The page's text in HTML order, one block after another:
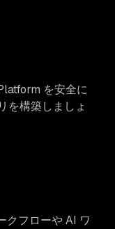
を安全に
を構築しましょ
クフローや AI ワ